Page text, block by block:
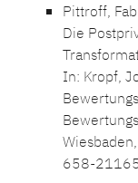
Pittroff,
Die
In: Kropf,
658-